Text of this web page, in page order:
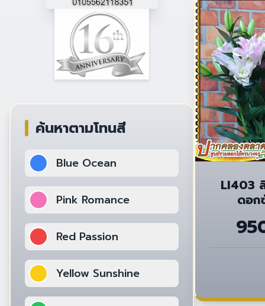
ค้นหาตามโทนสี
Blue Ocean
Pink Romance
Red Passion
Yellow Sunshine
LI403
ดอก